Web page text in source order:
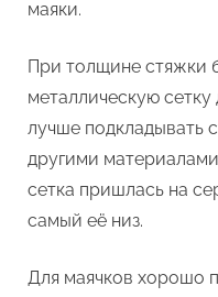
маяки.
При толщине стяжки
металлическую
лучше подкладывать
другими
сетка пришлась на
самый её низ.
Для маячков хорошо